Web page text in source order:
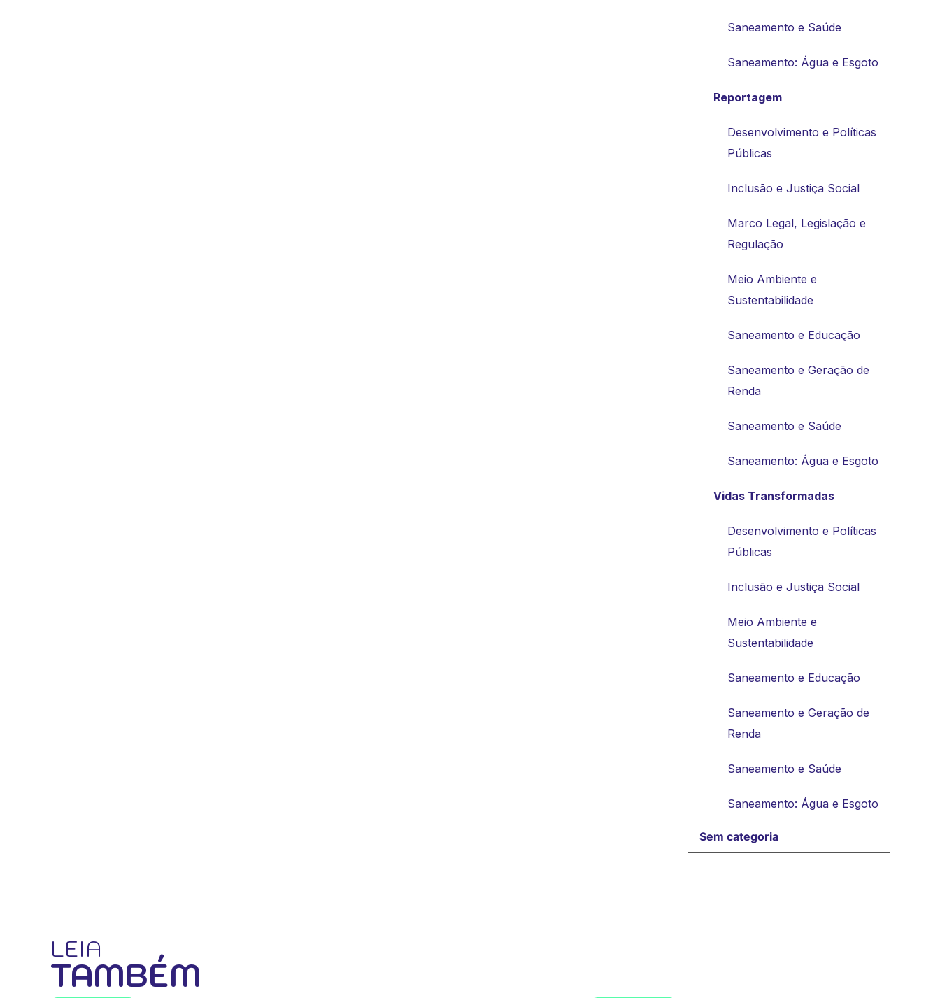
Saneamento e Saúde
Saneamento: Água e Esgoto
Reportagem
Desenvolvimento e Políticas
Públicas
Inclusão e Justiça Social
Marco Legal, Legislação e
Regulação
Meio Ambiente e
Sustentabilidade
Saneamento e Educação
Saneamento e Geração de
Renda
Saneamento e Saúde
Saneamento: Água e Esgoto
Vidas Transformadas
Desenvolvimento e Políticas
Públicas
Inclusão e Justiça Social
Meio Ambiente e
Sustentabilidade
Saneamento e Educação
Saneamento e Geração de
Renda
Saneamento e Saúde
Saneamento: Água e Esgoto
Sem categoria
LEIA
TAMBÉM